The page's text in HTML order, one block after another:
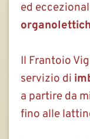
ed
Il Frantoio
servizio di
a partire da
fino alle